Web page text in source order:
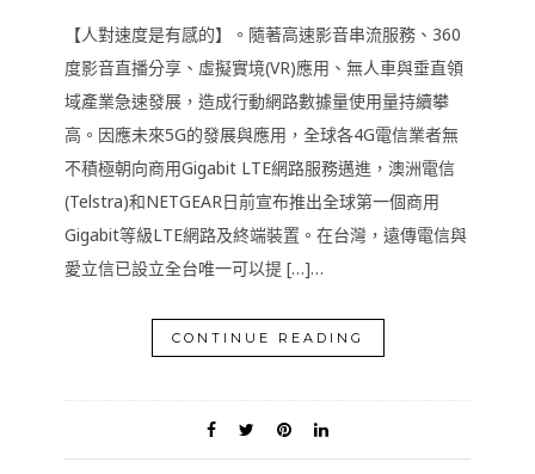
【人對速度是有感的】。隨著高速影音串流服務、360
度影音直播分享、虛擬實境(VR)應用、無人車與垂直領
域產業急速發展，造成行動網路數據量使用量持續攀
高。因應未來5G的發展與應用，全球各4G電信業者無
不積極朝向商用Gigabit LTE網路服務邁進，澳洲電信
(Telstra)和NETGEAR日前宣布推出全球第一個商用
Gigabit等級LTE網路及終端裝置。在台灣，遠傳電信與
愛立信已設立全台唯一可以提 […]…
CONTINUE READING